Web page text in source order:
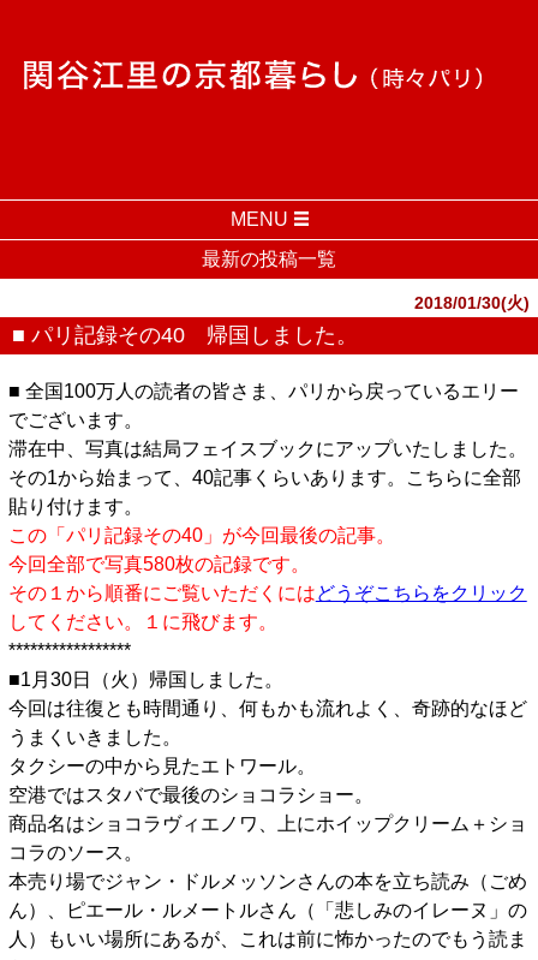
MENU
最新の投稿一覧
2018/01/30(火)
■ パリ記録その40 帰国しました。
■ 全国100万人の読者の皆さま、パリから戻っているエリー
でございます。
滞在中、写真は結局フェイスブックにアップいたしました。
その1から始まって、40記事くらいあります。こちらに全部
貼り付けます。
この「パリ記録その40」が今回最後の記事。
今回全部で写真580枚の記録です。
その１から順番にご覧いただくにはどうぞこちらをクリック
してください。１に飛びます。
*****************
■1月30日（火）帰国しました。
今回は往復とも時間通り、何もかも流れよく、奇跡的なほど
うまくいきました。
タクシーの中から見たエトワール。
空港ではスタバで最後のショコラショー。
商品名はショコラヴィエノワ、上にホイップクリーム＋ショ
コラのソース。
本売り場でジャン・ドルメッソンさんの本を立ち読み（ごめ
ん）、ピエール・ルメートルさん（「悲しみのイレーヌ」の
人）もいい場所にあるが、これは前に怖かったのでもう読ま